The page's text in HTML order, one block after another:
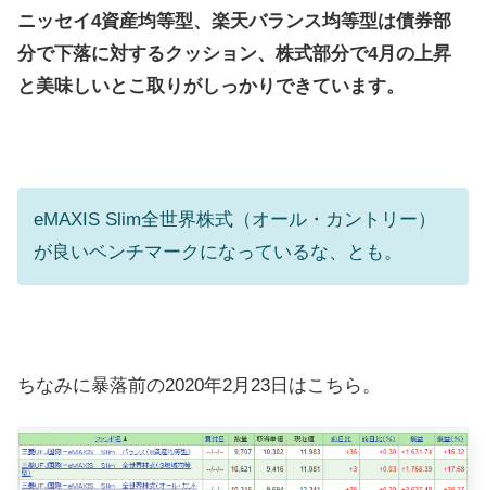
ニッセイ4資産均等型、楽天バランス均等型は債券部
分で下落に対するクッション、株式部分で4月の上昇
と美味しいとこ取りがしっかりできています。
eMAXIS Slim全世界株式（オール・カントリー）
が良いベンチマークになっているな、とも。
ちなみに暴落前の2020年2月23日はこちら。